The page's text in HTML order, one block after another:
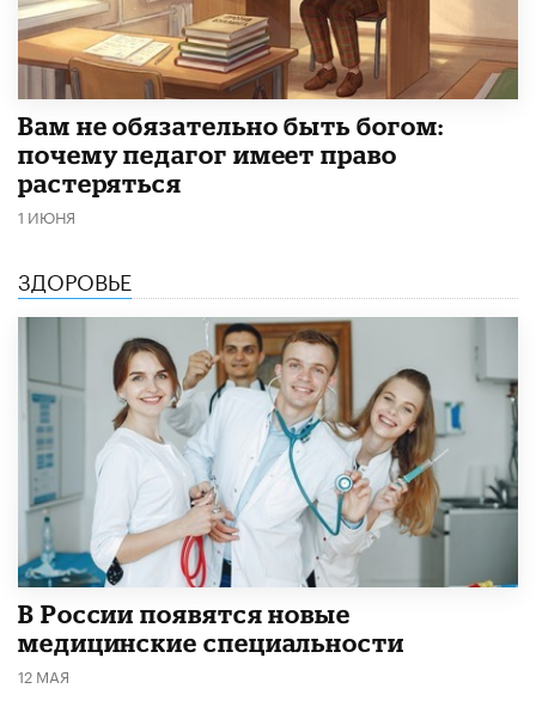
​Вам не обязательно быть богом:
почему педагог имеет право
растеряться
1 ИЮНЯ
ЗДОРОВЬЕ
В России появятся новые
медицинские специальности
12 МАЯ